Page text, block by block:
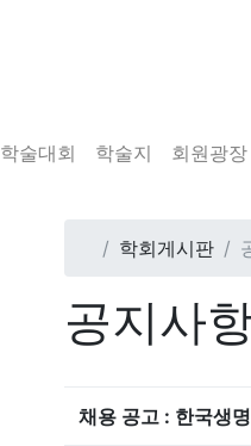
학술대회 학술지 회원광장
학회게시판
공지사
채용 공고 : 한국생